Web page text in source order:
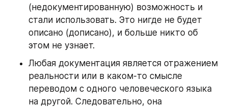
(недокументированную) возможность и
стали использовать. Это нигде не будет
описано (дописано), и больше никто об
этом не узнает.
Любая документация является отражением
реальности или в каком-то смысле
переводом с одного человеческого языка
на другой. Следовательно, она